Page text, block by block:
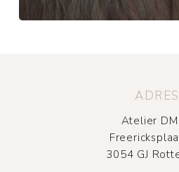
ADRES
Atelier
3054 GJ